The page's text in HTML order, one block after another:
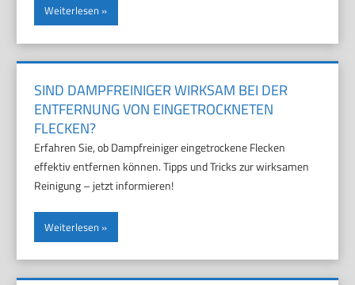
Weiterlesen
SIND DAMPFREINIGER WIRKSAM BEI DER
ENTFERNUNG VON EINGETROCKNETEN
FLECKEN?
Erfahren Sie, ob Dampfreiniger eingetrockene Flecken
effektiv entfernen können. Tipps und Tricks zur wirksamen
Reinigung – jetzt informieren!
Weiterlesen